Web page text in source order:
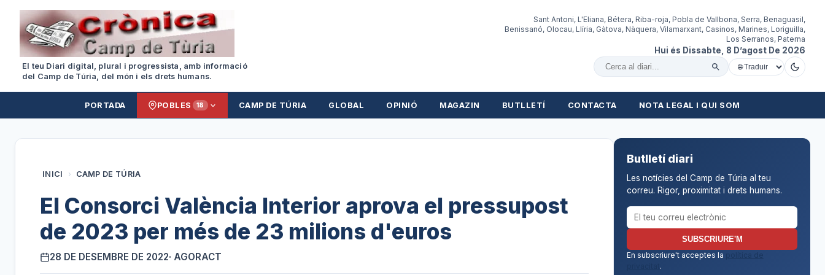
El teu Diari digital, plural i progressista, amb informació
del Camp de Túria, del món i els drets humans.
Sant Antoni, L'Eliana, Bétera, Riba-roja, Pobla de Vallbona, Serra, Benaguasil,
Benissanó, Olocau, Llíria, Gàtova, Nàquera, Vilamarxant, Casinos, Marines, Loriguilla,
Los Serranos, Paterna
Hui és Dissabte, 8 D’agost De 2026
Cercar al diari
PORTADA POBLES 18 CAMP DE TÚRIA GLOBAL OPINIÓ MAGAZIN BUTLLETÍ CONTACTA NOTA LEGAL I QUI SOM
INICI › CAMP DE TÚRIA
El Consorci València Interior aprova el pressupost
de 2023 per més de 23 milions d'euros
28 DE DESEMBRE DE 2022· AGORACT
Butlletí diari
Les notícies del Camp de Túria al teu
correu. Rigor, proximitat i drets humans.
Correu electrònic per al butlletí
SUBSCRIURE'M
En subscriure't acceptes la
política de
.